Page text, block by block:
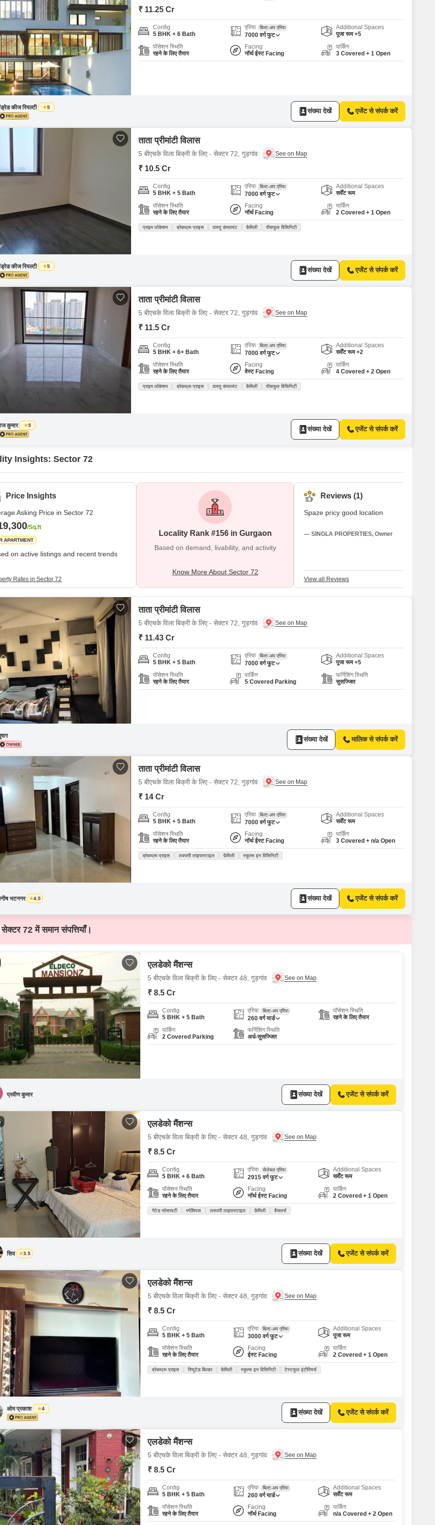
False Ceiling Design
TV Unit Design
Wall Paint Design
Wall Design
Window Design
Tiles Design
Kitchen Tiles Design
Kitchen False Ceiling Design
Mortgage Partnerships
SuperAgent Pro
₹ 11.25 Cr
Config
5 BHK + 6 Bath
एरिया बिल्ट-अप एरिया
7000 वर्ग फुट
Additional Spaces
पूजा रूम +5
पॉसेशन स्थिति
रहने के लिए तैयार
Facing
नॉर्थ ईस्ट Facing
पार्किंग
3 Covered + 1 Open
कीज रियल्टी 5 संख्या देखें एजेंट से संपर्क करें
ताता प्रीमांटी विलास
5 बीएचके विला बिक्री के लिए - सेक्टर 72, गुड़गांव
₹ 10.5 Cr
Config
5 BHK + 5 Bath
एरिया बिल्ट-अप एरिया
7000 वर्ग फुट
Additional Spaces
सर्वेंट रूम
पॉसेशन स्थिति
रहने के लिए तैयार
Facing
नॉर्थ Facing
पार्किंग
2 Covered + 1 Open
प्राइम लोकेशन ब्रेकथ्रू प्राइस वास्तु कंप्लायंट फ़ैमिली पीसफुल विसिनिटी
कीज रियल्टी 5 संख्या देखें एजेंट से संपर्क करें
ताता प्रीमांटी विलास
5 बीएचके विला बिक्री के लिए - सेक्टर 72, गुड़गांव
₹ 11.5 Cr
Config
5 BHK + 6+ Bath
एरिया बिल्ट-अप एरिया
7000 वर्ग फुट
Additional Spaces
सर्वेंट रूम +2
पॉसेशन स्थिति
रहने के लिए तैयार
Facing
वेस्ट Facing
पार्किंग
4 Covered + 2 Open
प्राइम लोकेशन ब्रेकथ्रू प्राइस वास्तु कंप्लायंट फ़ैमिली पीसफुल विसिनिटी
कुमार 5 संख्या देखें एजेंट से संपर्क करें
Insights: Sector 72
Price Insights
Asking Price in Sector 72
/Sq.ft
APARTMENT
on active listings and recent trends
Rates in Sector 72
Locality Rank #156 in Gurgaon
Based on demand, livability, and activity
Know More About Sector 72
Reviews (1)
Spaze pricy good location
— SINGLA PROPERTIES, Owner
View all Reviews
ताता प्रीमांटी विलास
5 बीएचके विला बिक्री के लिए - सेक्टर 72, गुड़गांव
₹ 11.43 Cr
Config
5 BHK + 5 Bath
एरिया बिल्ट-अप एरिया
7000 वर्ग फुट
Additional Spaces
पूजा रूम +5
पॉसेशन स्थिति
रहने के लिए तैयार
पार्किंग
5 Covered Parking
फर्निशिंग स्थिति
सुसज्जित
संख्या देखें मालिक से संपर्क करें
ताता प्रीमांटी विलास
5 बीएचके विला बिक्री के लिए - सेक्टर 72, गुड़गांव
₹ 14 Cr
Config
5 BHK + 5 Bath
एरिया बिल्ट-अप एरिया
7000 वर्ग फुट
Additional Spaces
सर्वेंट रूम
पॉसेशन स्थिति
रहने के लिए तैयार
Facing
नॉर्थ ईस्ट Facing
पार्किंग
3 Covered + n/a Open
ब्रेकथ्रू प्राइस लक्जरी लाइफस्टाइल फ़ैमिली स्कूल्स इन विसिनिटी
भटनगर 4.5 संख्या देखें एजेंट से संपर्क करें
सेक्टर 72 में समान संपत्तियाँ।
एलडेको मैंशन्स
5 बीएचके विला बिक्री के लिए - सेक्टर 48, गुड़गांव
₹ 8.5 Cr
Config
5 BHK + 5 Bath
एरिया बिल्ट-अप एरिया
260 वर्ग यार्ड
पॉसेशन स्थिति
रहने के लिए तैयार
पार्किंग
2 Covered Parking
फर्निशिंग स्थिति
अर्ध-सुसज्जित
प्रवीण कुमार संख्या देखें एजेंट से संपर्क करें
एलडेको मैंशन्स
5 बीएचके विला बिक्री के लिए - सेक्टर 48, गुड़गांव
₹ 8.5 Cr
Config
5 BHK + 6 Bath
एरिया सेलेबल एरिया
2915 वर्ग फुट
Additional Spaces
सर्वेंट रूम
पॉसेशन स्थिति
रहने के लिए तैयार
Facing
नॉर्थ ईस्ट Facing
पार्किंग
2 Covered + 1 Open
गेटेड सोसायटी स्पेशियस लक्जरी लाइफस्टाइल फ़ैमिली बैचलर्स
शिव 3.5 संख्या देखें एजेंट से संपर्क करें
एलडेको मैंशन्स
5 बीएचके विला बिक्री के लिए - सेक्टर 48, गुड़गांव
₹ 8.5 Cr
Config
5 BHK + 5 Bath
एरिया बिल्ट-अप एरिया
3000 वर्ग फुट
Additional Spaces
पूजा रूम
पॉसेशन स्थिति
रहने के लिए तैयार
Facing
ईस्ट Facing
पार्किंग
2 Covered + 1 Open
ब्रेकथ्रू प्राइस रिप्यूटेड बिल्डर फ़ैमिली स्कूल्स इन विसिनिटी टेस्टफुल इंटीरियर्स
ओम प्रकाश 4 संख्या देखें एजेंट से संपर्क करें
एलडेको मैंशन्स
5 बीएचके विला बिक्री के लिए - सेक्टर 48, गुड़गांव
₹ 8.5 Cr
Config
5 BHK + 5 Bath
एरिया बिल्ट-अप एरिया
260 वर्ग यार्ड
Additional Spaces
सर्वेंट रूम
पॉसेशन स्थिति
रहने के लिए तैयार
Facing
नॉर्थ Facing
पार्किंग
n/a Covered + 2 Open